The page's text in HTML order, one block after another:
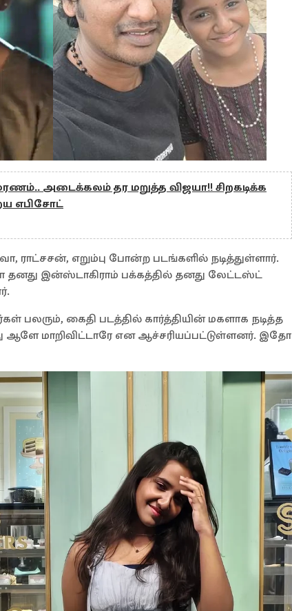
அடைக்கலம் தர மறுத்த விஜயா!! சிறகடிக்க
எபிசோட்
ராட்சசன், எறும்பு போன்ற படங்களில் நடித்துள்ளார்.
தனது இன்ஸ்டாகிராம் பக்கத்தில் தனது லேட்டஸ்ட்
பலரும், கைதி படத்தில் கார்த்தியின் மகளாக நடித்த
ஆளே மாறிவிட்டாரே என ஆச்சரியப்பட்டுள்ளனர். இதோ